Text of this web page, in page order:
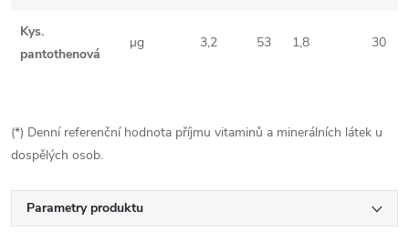
Kys.
pantothenová
μg 3,2 53 1,8 30
(*) Denní referenční hodnota příjmu vitaminů a minerálních látek u
dospělých osob.
Parametry produktu